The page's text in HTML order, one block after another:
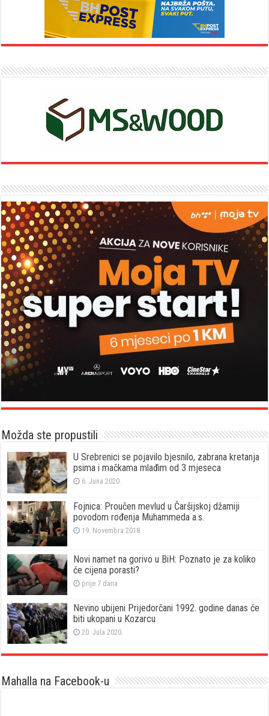
Možda ste propustili
U Srebrenici se pojavilo bjesnilo, zabrana kretanja
psima i mačkama mlađim od 3 mjeseca
6. Juna 2020.
Fojnica: Proučen mevlud u Čaršijskoj džamiji
povodom rođenja Muhammeda a.s.
19. Novembra 2018.
Novi namet na gorivo u BiH: Poznato je za koliko
će cijena porasti?
prije 7 dana
Nevino ubijeni Prijedorčani 1992. godine danas će
biti ukopani u Kozarcu
20. Jula 2020.
Mahalla na Facebook-u